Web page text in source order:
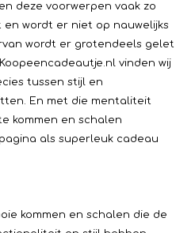
deze voorwerpen vaak zo
en wordt er niet op nauwelijks
wordt er grotendeels gelet
vinden wij
tussen stijl en
En met die mentaliteit
kommen en schalen
als superleuk cadeau
kommen en schalen die de